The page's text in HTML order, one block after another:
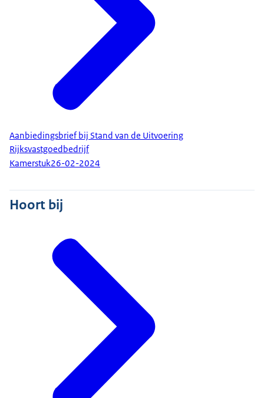
Aanbiedingsbrief bij Stand van de Uitvoering
Rijksvastgoedbedrijf
Kamerstuk26-02-2024
Hoort bij